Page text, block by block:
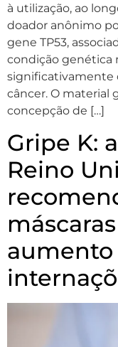
à utilização, ao
doador anônimo
gene TP53,
condição genética
significativamente
câncer. O material
concepção de […]
Gripe K:
Reino